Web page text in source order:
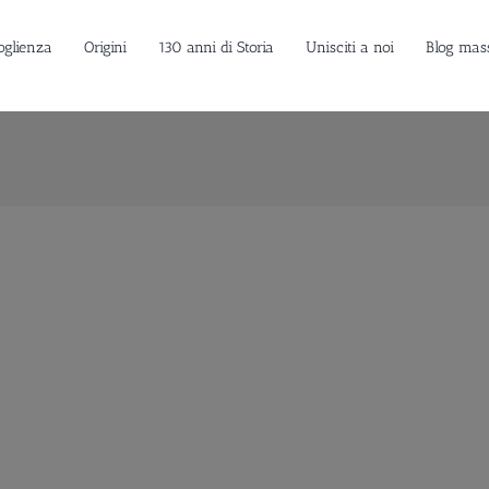
Origini 130 anni di Storia Unisciti a noi Blog